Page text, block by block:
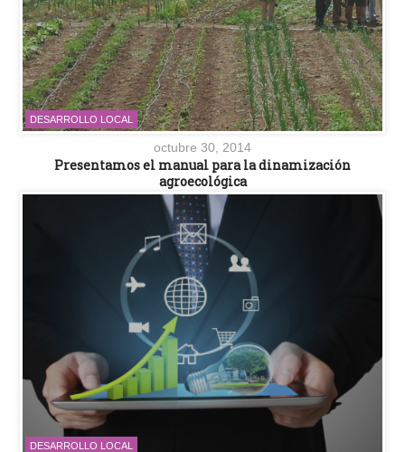
DESARROLLO LOCAL
octubre 30, 2014
Presentamos el manual para la dinamización
agroecológica
DESARROLLO LOCAL